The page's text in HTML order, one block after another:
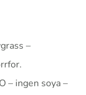
–
– ingen soya –